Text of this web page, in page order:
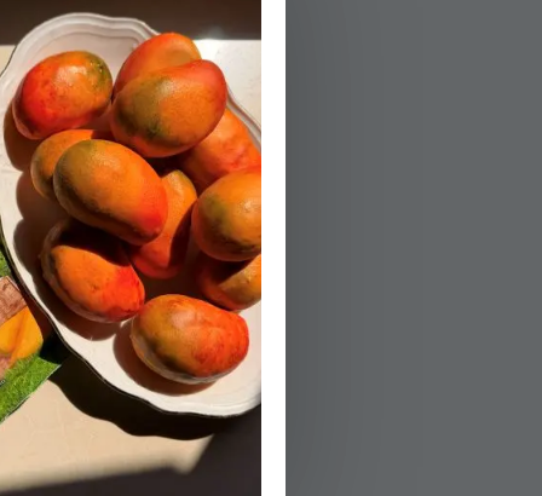
מנגבים את
בצלחת אחת;
שלישית,
02.
יוצקים למחבת
03.
5 ס"מ
דקות מכל צד,
הפעלת